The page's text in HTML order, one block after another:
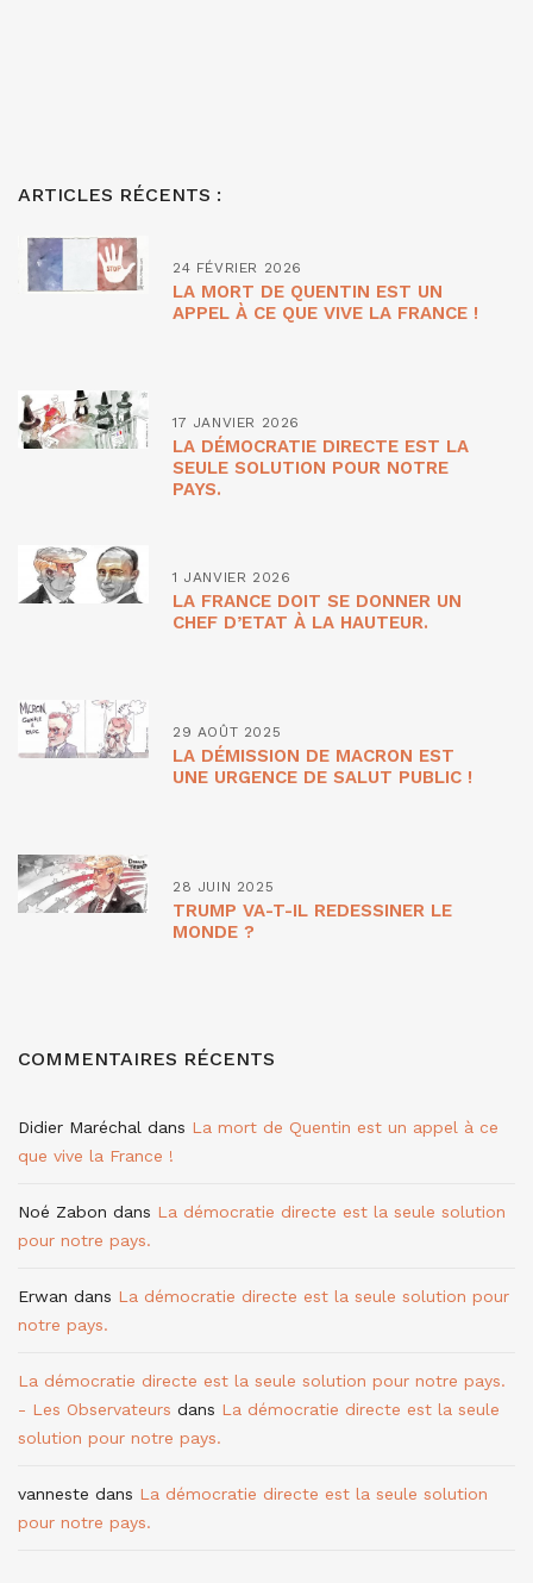
ARTICLES RÉCENTS :
24 FÉVRIER 2026
LA MORT DE QUENTIN EST UN
APPEL À CE QUE VIVE LA FRANCE !
17 JANVIER 2026
LA DÉMOCRATIE DIRECTE EST LA
SEULE SOLUTION POUR NOTRE
PAYS.
1 JANVIER 2026
LA FRANCE DOIT SE DONNER UN
CHEF D’ETAT À LA HAUTEUR.
29 AOÛT 2025
LA DÉMISSION DE MACRON EST
UNE URGENCE DE SALUT PUBLIC !
28 JUIN 2025
TRUMP VA-T-IL REDESSINER LE
MONDE ?
COMMENTAIRES RÉCENTS
Didier Maréchal dans La mort de Quentin est un appel à ce
que vive la France !
Noé Zabon dans La démocratie directe est la seule solution
pour notre pays.
Erwan dans La démocratie directe est la seule solution pour
notre pays.
La démocratie directe est la seule solution pour notre pays.
- Les Observateurs dans La démocratie directe est la seule
solution pour notre pays.
vanneste dans La démocratie directe est la seule solution
pour notre pays.